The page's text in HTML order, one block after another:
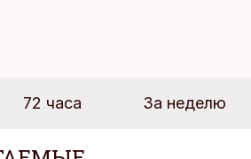
72 часа За неделю